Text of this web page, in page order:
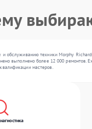
обслуживанию техники Morphy
выполнено более 12 000
мастеров.